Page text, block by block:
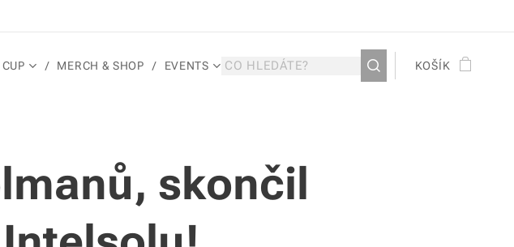
MERCH & SHOP EVENTS KOŠÍK
skončil